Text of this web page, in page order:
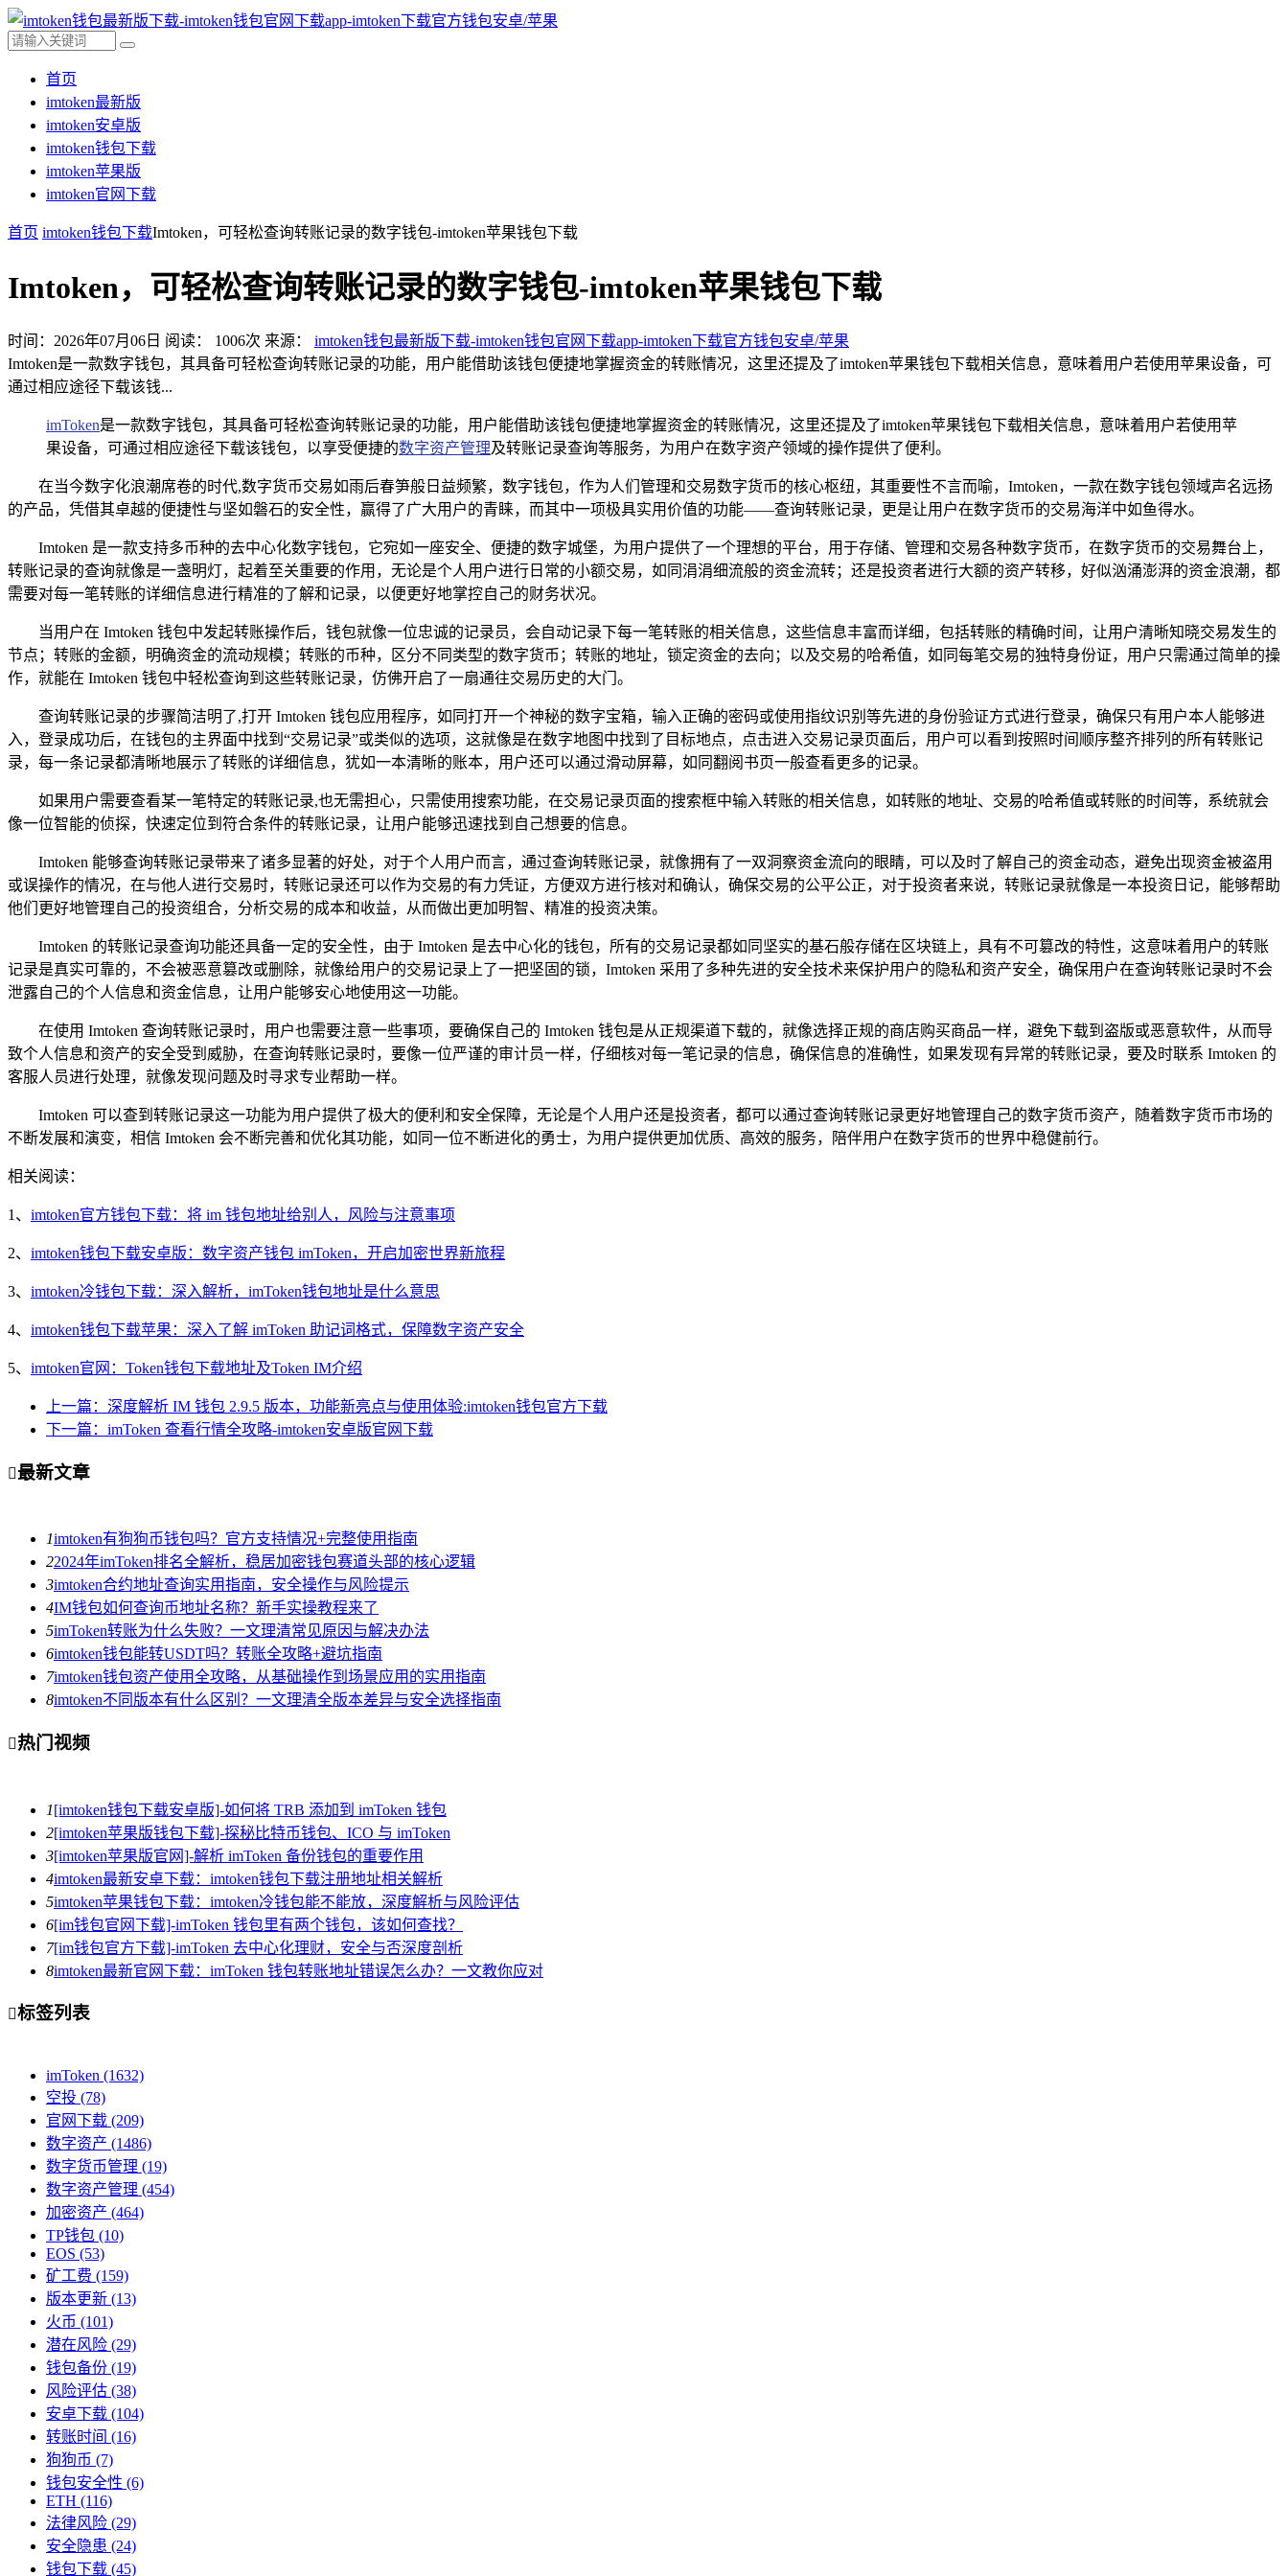
首页
imtoken最新版
imtoken安卓版
imtoken钱包下载
imtoken苹果版
imtoken官网下载
首页 imtoken钱包下载Imtoken，可轻松查询转账记录的数字钱包-imtoken苹果钱包下载
Imtoken，可轻松查询转账记录的数字钱包-imtoken苹果钱包下载
时间：2026年07月06日 阅读： 1006次 来源： imtoken钱包最新版下载-imtoken钱包官网下载app-imtoken下载官方钱包安卓/苹果
Imtoken是一款数字钱包，其具备可轻松查询转账记录的功能，用户能借助该钱包便捷地掌握资金的转账情况，这里还提及了imtoken苹果钱包下载相关信息，意味着用户若使用苹果设备，可
通过相应途径下载该钱...
imToken是一款数字钱包，其具备可轻松查询转账记录的功能，用户能借助该钱包便捷地掌握资金的转账情况，这里还提及了imtoken苹果钱包下载相关信息，意味着用户若使用苹
果设备，可通过相应途径下载该钱包，以享受便捷的数字资产管理及转账记录查询等服务，为用户在数字资产领域的操作提供了便利。
在当今数字化浪潮席卷的时代,数字货币交易如雨后春笋般日益频繁，数字钱包，作为人们管理和交易数字货币的核心枢纽，其重要性不言而喻，Imtoken，一款在数字钱包领域声名远扬
的产品，凭借其卓越的便捷性与坚如磐石的安全性，赢得了广大用户的青睐，而其中一项极具实用价值的功能——查询转账记录，更是让用户在数字货币的交易海洋中如鱼得水。
Imtoken 是一款支持多币种的去中心化数字钱包，它宛如一座安全、便捷的数字城堡，为用户提供了一个理想的平台，用于存储、管理和交易各种数字货币，在数字货币的交易舞台上，
转账记录的查询就像是一盏明灯，起着至关重要的作用，无论是个人用户进行日常的小额交易，如同涓涓细流般的资金流转；还是投资者进行大额的资产转移，好似汹涌澎湃的资金浪潮，都
需要对每一笔转账的详细信息进行精准的了解和记录，以便更好地掌控自己的财务状况。
当用户在 Imtoken 钱包中发起转账操作后，钱包就像一位忠诚的记录员，会自动记录下每一笔转账的相关信息，这些信息丰富而详细，包括转账的精确时间，让用户清晰知晓交易发生的
节点；转账的金额，明确资金的流动规模；转账的币种，区分不同类型的数字货币；转账的地址，锁定资金的去向；以及交易的哈希值，如同每笔交易的独特身份证，用户只需通过简单的操
作，就能在 Imtoken 钱包中轻松查询到这些转账记录，仿佛开启了一扇通往交易历史的大门。
查询转账记录的步骤简洁明了,打开 Imtoken 钱包应用程序，如同打开一个神秘的数字宝箱，输入正确的密码或使用指纹识别等先进的身份验证方式进行登录，确保只有用户本人能够进
入，登录成功后，在钱包的主界面中找到“交易记录”或类似的选项，这就像是在数字地图中找到了目标地点，点击进入交易记录页面后，用户可以看到按照时间顺序整齐排列的所有转账记
录，每一条记录都清晰地展示了转账的详细信息，犹如一本清晰的账本，用户还可以通过滑动屏幕，如同翻阅书页一般查看更多的记录。
如果用户需要查看某一笔特定的转账记录,也无需担心，只需使用搜索功能，在交易记录页面的搜索框中输入转账的相关信息，如转账的地址、交易的哈希值或转账的时间等，系统就会
像一位智能的侦探，快速定位到符合条件的转账记录，让用户能够迅速找到自己想要的信息。
Imtoken 能够查询转账记录带来了诸多显著的好处，对于个人用户而言，通过查询转账记录，就像拥有了一双洞察资金流向的眼睛，可以及时了解自己的资金动态，避免出现资金被盗用
或误操作的情况，在与他人进行交易时，转账记录还可以作为交易的有力凭证，方便双方进行核对和确认，确保交易的公平公正，对于投资者来说，转账记录就像是一本投资日记，能够帮助
他们更好地管理自己的投资组合，分析交易的成本和收益，从而做出更加明智、精准的投资决策。
Imtoken 的转账记录查询功能还具备一定的安全性，由于 Imtoken 是去中心化的钱包，所有的交易记录都如同坚实的基石般存储在区块链上，具有不可篡改的特性，这意味着用户的转账
记录是真实可靠的，不会被恶意篡改或删除，就像给用户的交易记录上了一把坚固的锁，Imtoken 采用了多种先进的安全技术来保护用户的隐私和资产安全，确保用户在查询转账记录时不会
泄露自己的个人信息和资金信息，让用户能够安心地使用这一功能。
在使用 Imtoken 查询转账记录时，用户也需要注意一些事项，要确保自己的 Imtoken 钱包是从正规渠道下载的，就像选择正规的商店购买商品一样，避免下载到盗版或恶意软件，从而导
致个人信息和资产的安全受到威胁，在查询转账记录时，要像一位严谨的审计员一样，仔细核对每一笔记录的信息，确保信息的准确性，如果发现有异常的转账记录，要及时联系 Imtoken 的
客服人员进行处理，就像发现问题及时寻求专业帮助一样。
Imtoken 可以查到转账记录这一功能为用户提供了极大的便利和安全保障，无论是个人用户还是投资者，都可以通过查询转账记录更好地管理自己的数字货币资产，随着数字货币市场的
不断发展和演变，相信 Imtoken 会不断完善和优化其功能，如同一位不断进化的勇士，为用户提供更加优质、高效的服务，陪伴用户在数字货币的世界中稳健前行。
相关阅读：
1、 imtoken官方钱包下载：将 im 钱包地址给别人，风险与注意事项
2、 imtoken钱包下载安卓版：数字资产钱包 imToken，开启加密世界新旅程
3、 imtoken冷钱包下载：深入解析，imToken钱包地址是什么意思
4、 imtoken钱包下载苹果：深入了解 imToken 助记词格式，保障数字资产安全
5、 imtoken官网：Token钱包下载地址及Token IM介绍
上一篇：深度解析 IM 钱包 2.9.5 版本，功能新亮点与使用体验:imtoken钱包官方下载
下一篇：imToken 查看行情全攻略-imtoken安卓版官网下载
最新文章
1imtoken有狗狗币钱包吗？官方支持情况+完整使用指南
22024年imToken排名全解析，稳居加密钱包赛道头部的核心逻辑
3imtoken合约地址查询实用指南，安全操作与风险提示
4IM钱包如何查询币地址名称？新手实操教程来了
5imToken转账为什么失败？一文理清常见原因与解决办法
6imtoken钱包能转USDT吗？转账全攻略+避坑指南
7imtoken钱包资产使用全攻略，从基础操作到场景应用的实用指南
8imtoken不同版本有什么区别？一文理清全版本差异与安全选择指南
热门视频
1[imtoken钱包下载安卓版]-如何将 TRB 添加到 imToken 钱包
2[imtoken苹果版钱包下载]-探秘比特币钱包、ICO 与 imToken
3[imtoken苹果版官网]-解析 imToken 备份钱包的重要作用
4imtoken最新安卓下载：imtoken钱包下载注册地址相关解析
5imtoken苹果钱包下载：imtoken冷钱包能不能放，深度解析与风险评估
6[im钱包官网下载]-imToken 钱包里有两个钱包，该如何查找？
7[im钱包官方下载]-imToken 去中心化理财，安全与否深度剖析
8imtoken最新官网下载：imToken 钱包转账地址错误怎么办？一文教你应对
标签列表
imToken (1632)
空投 (78)
官网下载 (209)
数字资产 (1486)
数字货币管理 (19)
数字资产管理 (454)
加密资产 (464)
TP钱包 (10)
EOS (53)
矿工费 (159)
版本更新 (13)
火币 (101)
潜在风险 (29)
钱包备份 (19)
风险评估 (38)
安卓下载 (104)
转账时间 (16)
狗狗币 (7)
钱包安全性 (6)
ETH (116)
法律风险 (29)
安全隐患 (24)
钱包下载 (45)